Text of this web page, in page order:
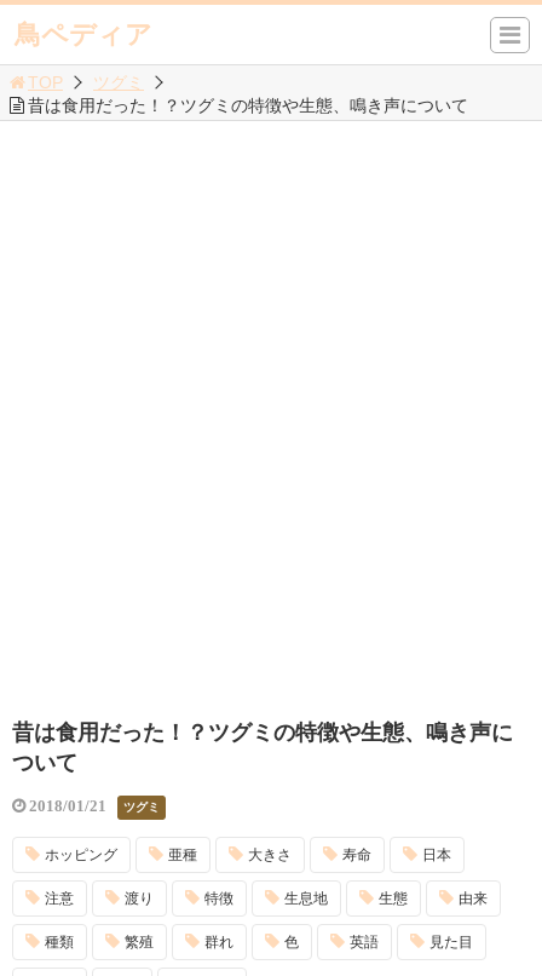
鳥ペディア
TOP
ツグミ
昔は食用だった！？ツグミの特徴や生態、鳴き声について
昔は食用だった！？ツグミの特徴や生態、鳴き声に
ついて
2018/01/21 ツグミ
ホッピング 亜種 大きさ 寿命 日本
注意 渡り 特徴 生息地 生態 由来
種類 繁殖 群れ 色 英語 見た目